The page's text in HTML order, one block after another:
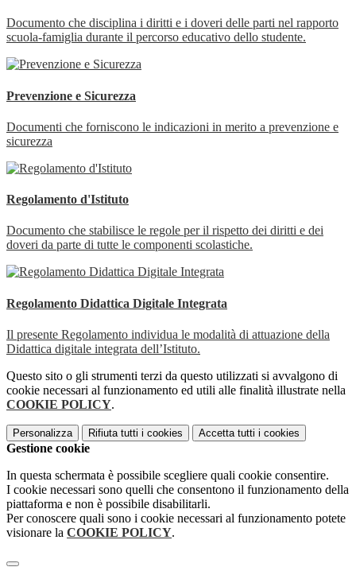
Documento che disciplina i diritti e i doveri delle parti nel rapporto
scuola-famiglia durante il percorso educativo dello studente.
Prevenzione e Sicurezza
Documenti che forniscono le indicazioni in merito a prevenzione e
sicurezza
Regolamento d'Istituto
Documento che stabilisce le regole per il rispetto dei diritti e dei
doveri da parte di tutte le componenti scolastiche.
Regolamento Didattica Digitale Integrata
Il presente Regolamento individua le modalità di attuazione della
Didattica digitale integrata dell’Istituto.
Questo sito o gli strumenti terzi da questo utilizzati si avvalgono di
cookie necessari al funzionamento ed utili alle finalità illustrate nella
COOKIE POLICY.
Personalizza Rifiuta tutti i cookies Accetta tutti i cookies
Gestione cookie
In questa schermata è possibile scegliere quali cookie consentire.
I cookie necessari sono quelli che consentono il funzionamento della
piattaforma e non è possibile disabilitarli.
Per conoscere quali sono i cookie necessari al funzionamento potete
visionare la COOKIE POLICY.